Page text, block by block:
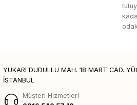
YUKARI DUDULLU MAH. 18 MART CAD.
İSTANBUL
Müşteri Hizmetleri